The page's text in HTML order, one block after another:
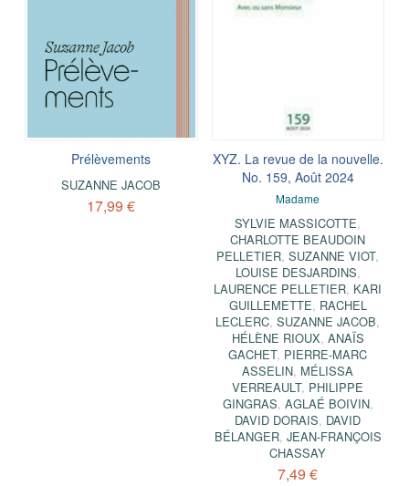
Prélèvements
SUZANNE JACOB
17,99 €
XYZ. La revue de la nouvelle.
No. 159, Août 2024
Madame
SYLVIE MASSICOTTE,
CHARLOTTE BEAUDOIN
PELLETIER,SUZANNE VIOT,
LOUISE DESJARDINS,
LAURENCE PELLETIER, KARI
GUILLEMETTE, RACHEL
LECLERC,SUZANNE JACOB,
HÉLÈNE RIOUX, ANAÏS
GACHET, PIERRE-MARC
ASSELIN, MÉLISSA
VERREAULT, PHILIPPE
GINGRAS, AGLAÉ BOIVIN,
DAVID DORAIS, DAVID
BÉLANGER, JEAN-FRANÇOIS
CHASSAY
7,49 €